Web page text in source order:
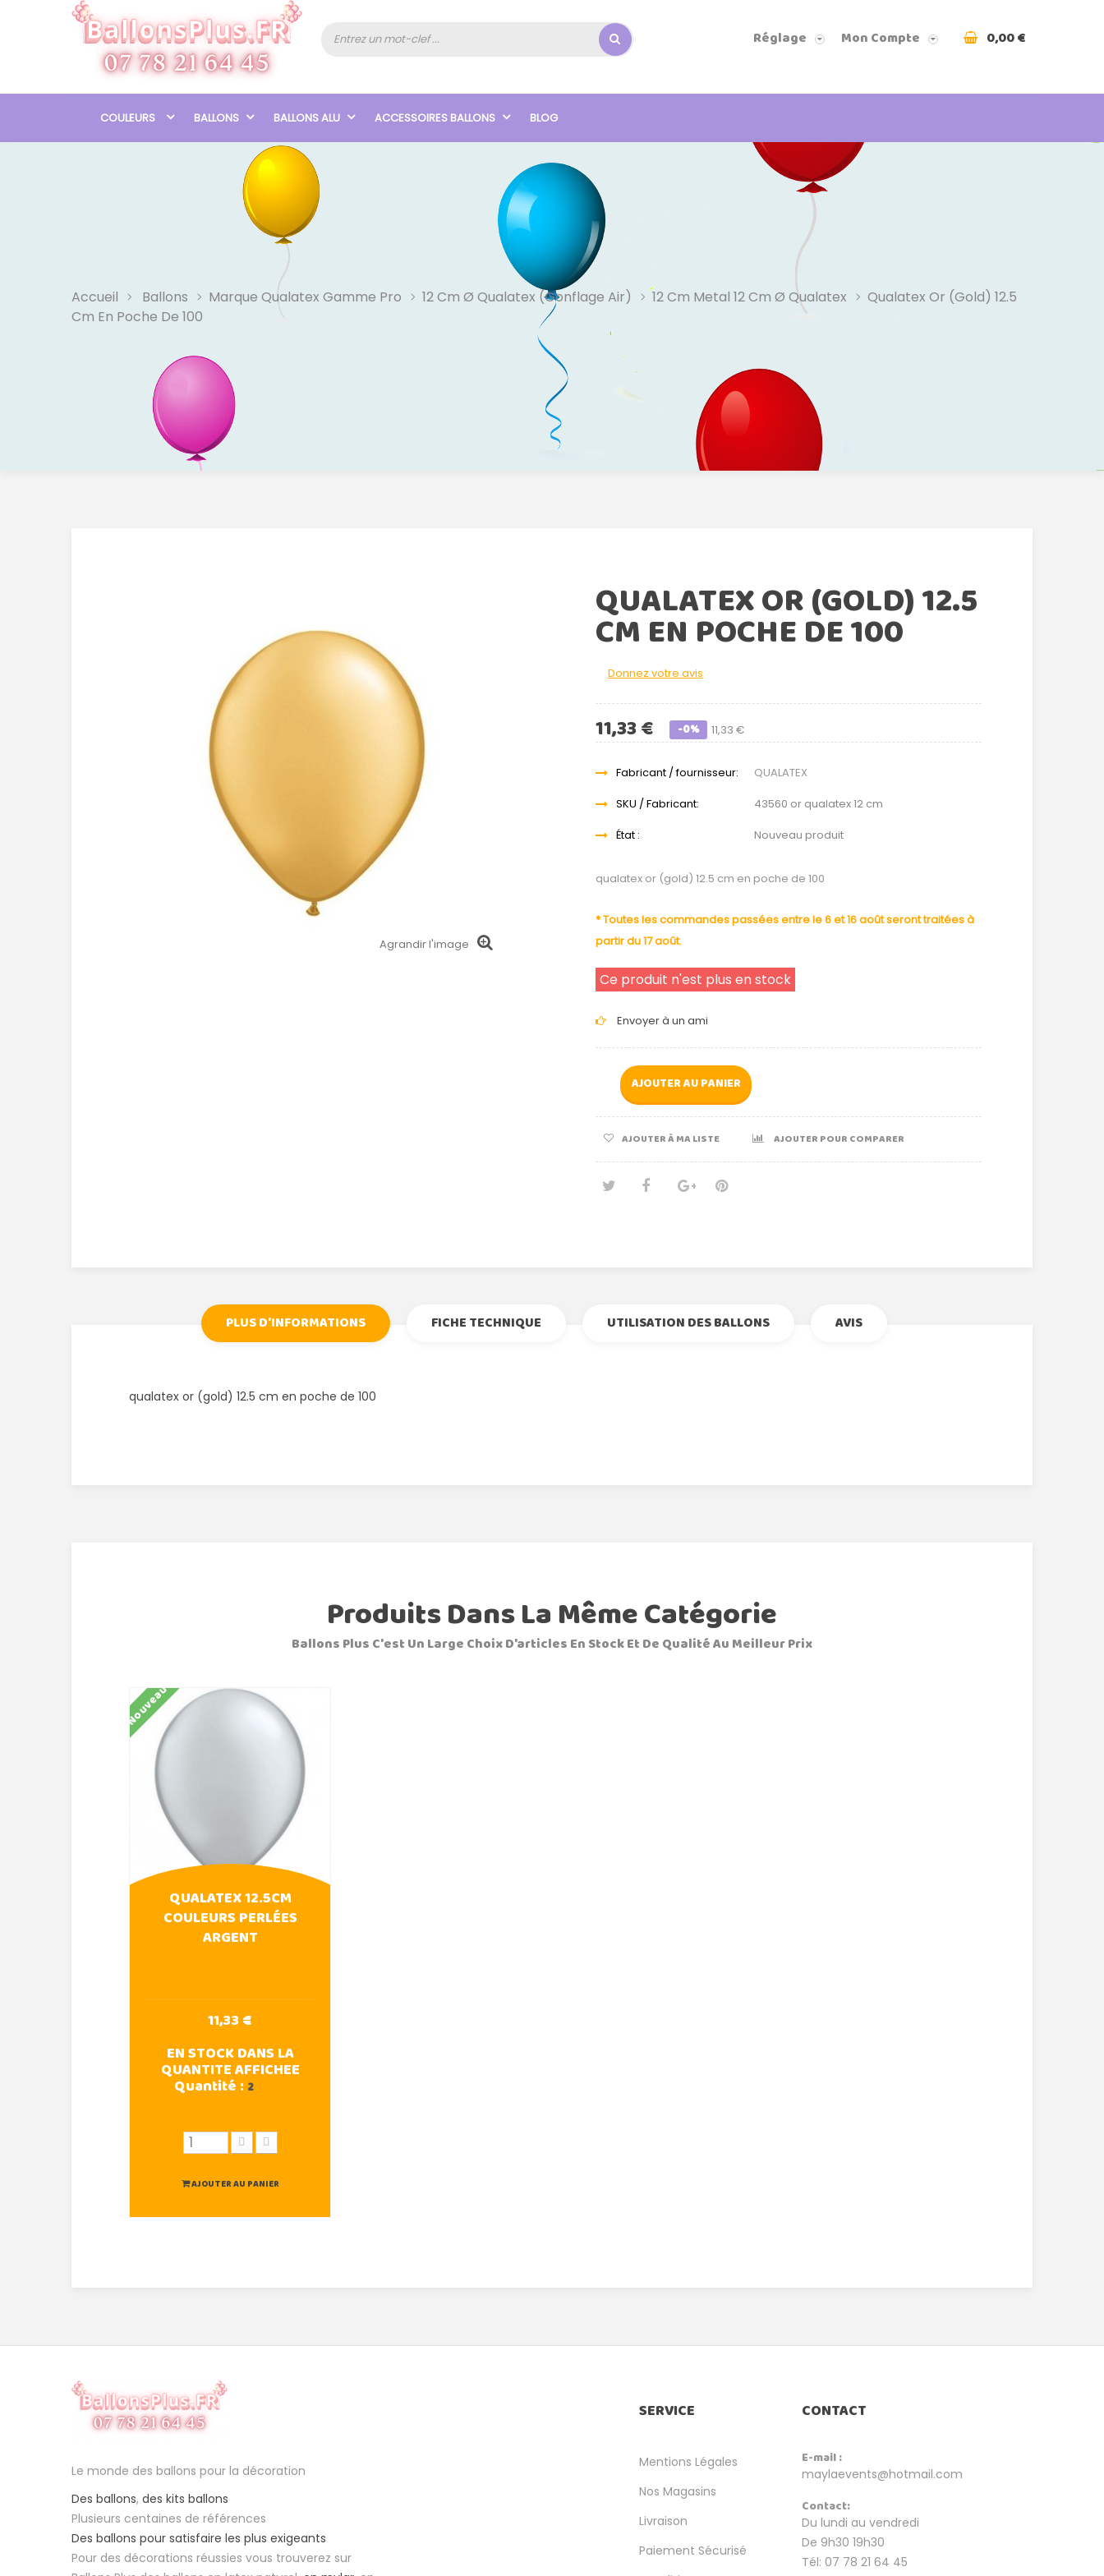
Réglage Mon Compte 0,00 €
COULEURS BALLONS BALLONS ALU ACCESSOIRES BALLONS BLOG
Accueil Ballons Marque Qualatex Gamme Pro 12 Cm Ø Qualatex (Gonflage Air) 12 Cm Metal 12 Cm Ø Qualatex
Qualatex Or (gold) 12.5
Cm En Poche De 100
Agrandir l'image
QUALATEX OR (GOLD) 12.5
CM EN POCHE DE 100
Donnez votre avis
11,33 €
11,33 € -0%
Fabricant / fournisseur:
QUALATEX
SKU / Fabricant:
43560 or qualatex 12 cm
État :
Nouveau produit
qualatex or (gold) 12.5 cm en poche de 100
* Toutes les commandes passées entre le 6 et 16 août seront traitées à
partir du 17 août.
Ce produit n'est plus en stock
Envoyer à un ami
AJOUTER AU PANIER
AJOUTER À MA LISTE AJOUTER POUR COMPARER
PLUS D'INFORMATIONS FICHE TECHNIQUE UTILISATION DES BALLONS AVIS
qualatex or (gold) 12.5 cm en poche de 100
Produits Dans La Même Catégorie
Ballons Plus C'est Un Large Choix D'articles En Stock Et De Qualité Au Meilleur Prix
Nouveau
QUALATEX 12.5CM
COULEURS PERLÉES
ARGENT
11,33 €
EN STOCK DANS LA
QUANTITE AFFICHEE
Quantité : 2
AJOUTER AU PANIER
Le monde des ballons pour la décoration
Des ballons, des kits ballons
Plusieurs centaines de références
Des ballons pour satisfaire les plus exigeants
Pour des décorations réussies vous trouverez sur
SERVICE
Mentions Légales
Nos Magasins
Livraison
Paiement Sécurisé
CONTACT
E-mail :
maylaevents@hotmail.com
Contact:
Du lundi au vendredi
De 9h30 19h30
Tél: 07 78 21 64 45